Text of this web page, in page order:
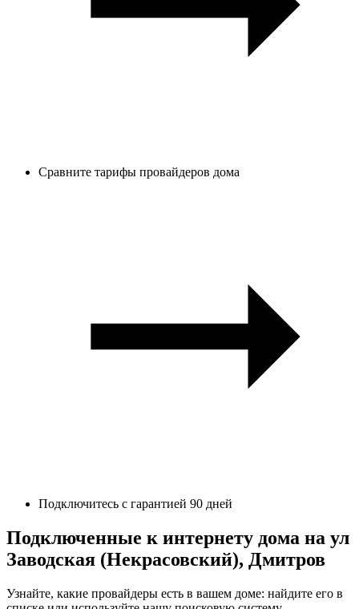
Сравните тарифы провайдеров дома
Подключитесь с гарантией 90 дней
Подключенные к интернету дома на ул
Заводская (Некрасовский), Дмитров
Узнайте, какие провайдеры есть в вашем доме: найдите его в